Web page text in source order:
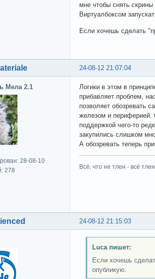
мне чтобы снять
Виртуалбоксом
Если хочешь сделать
24-08-12 21:07:04
Мела 2.1
28-08-10
278
Логики в этом в
прибавляет проблем,
позволяет обозревать
железом и периферией.
поддержкой чего-то
закупились слишком
А обозревать теперь
Всё, что не тлен - всё
24-08-12 21:15:03
Luca пишет:
Если хочешь
опубликую.